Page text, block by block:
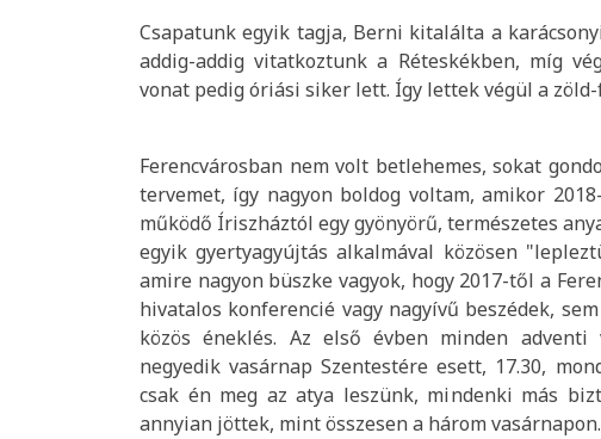
Csapatunk egyik tagja, Berni kitalálta a
addig-addig vitatkoztunk a Réteskékben, míg
vonat pedig óriási siker lett. Így lettek végül a
Ferencvárosban nem volt betlehemes, sokat
tervemet, így nagyon boldog voltam, amikor
működő Íriszháztól egy gyönyörű, természetes
egyik gyertyagyújtás alkalmával közösen
amire nagyon büszke vagyok, hogy 2017-től a
hivatalos konferencié vagy nagyívű beszédek,
közös éneklés. Az első évben minden
negyedik vasárnap Szentestére esett, 17.30,
csak én meg az atya leszünk, mindenki más
annyian jöttek, mint összesen a három